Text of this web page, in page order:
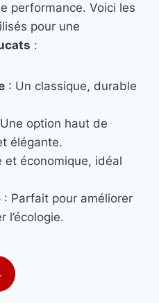
performance. Voici les
pour une
:
: Un classique, durable
option haut de
élégante.
et économique, idéal
: Parfait pour améliorer
l’écologie.